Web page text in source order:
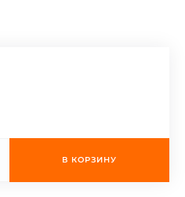
раз в 2
02-51В КОРЗИНУ